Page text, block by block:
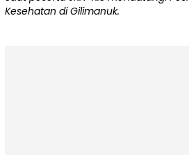
Kesehatan di Gilimanuk.